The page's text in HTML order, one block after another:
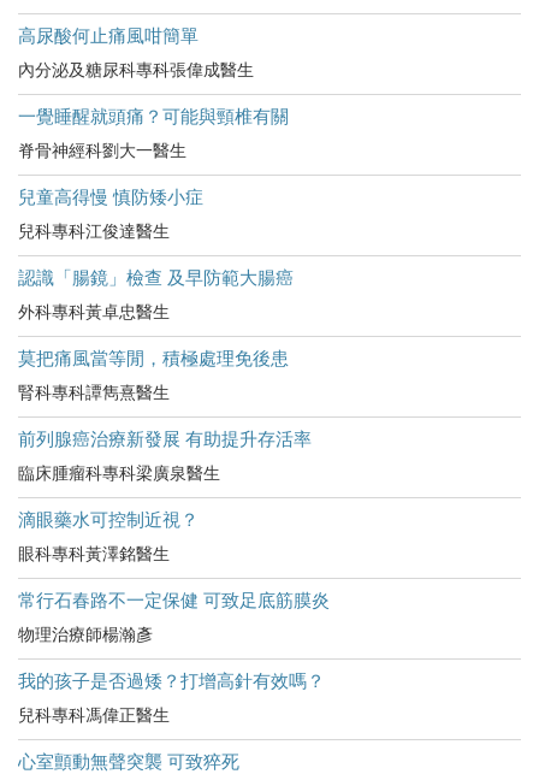
高尿酸何止痛風咁簡單
內分泌及糖尿科專科張偉成醫生
一覺睡醒就頭痛？可能與頸椎有關
脊骨神經科劉大一醫生
兒童高得慢 慎防矮小症
兒科專科江俊達醫生
認識「腸鏡」檢查 及早防範大腸癌
外科專科黃卓忠醫生
莫把痛風當等閒，積極處理免後患
腎科專科譚雋熹醫生
前列腺癌治療新發展 有助提升存活率
臨床腫瘤科專科梁廣泉醫生
滴眼藥水可控制近視？
眼科專科黃澤銘醫生
常行石春路不一定保健 可致足底筋膜炎
物理治療師楊瀚彥
我的孩子是否過矮？打增高針有效嗎？
兒科專科馮偉正醫生
心室顫動無聲突襲 可致猝死